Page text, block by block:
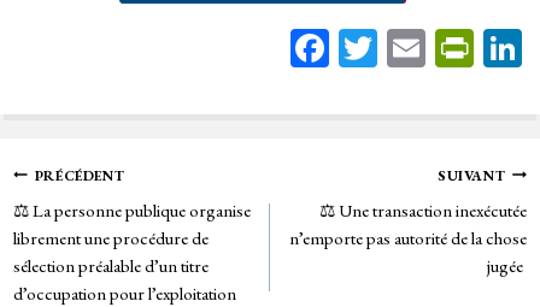
Fa
bo
T
tt
E
ail
Pr
tF
rie
n
dl
y
Navigation
de
l’article
PRÉCÉDENT
⚖️ La personne publique organise
librement une procédure de
sélection préalable d’un titre
d’occupation pour l’exploitation
SUIVANT
⚖️ Une transaction inexécutée
n’emporte pas autorité de la chose
jugée